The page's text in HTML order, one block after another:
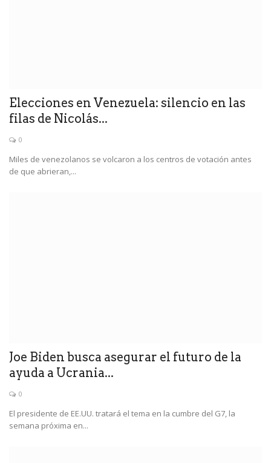
Elecciones en Venezuela: silencio en las
filas de Nicolás...
0
Miles de venezolanos se volcaron a los centros de votación antes
de que abrieran,...
Joe Biden busca asegurar el futuro de la
ayuda a Ucrania...
0
El presidente de EE.UU. tratará el tema en la cumbre del G7, la
semana próxima en...